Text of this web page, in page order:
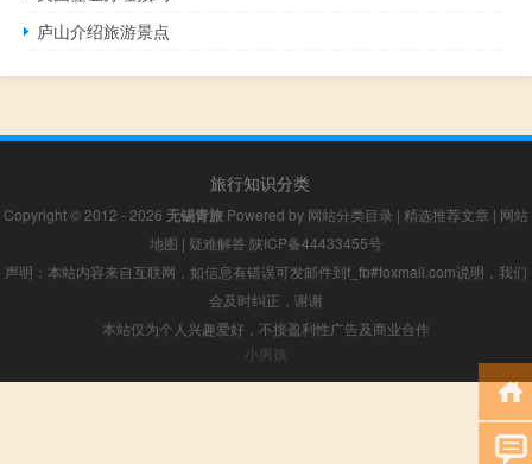
庐山介绍旅游景点
旅行知识分类
Copyright © 2012 - 2026 无锡青旅 Powered by 网站分类目录 | 精选推荐文章 | 网站
地图 | 疑难解答 陕ICP备44433455号
声明：本站内容来自互联网，如信息有错误可发邮件到f_fb#foxmail.com说明，我们
会及时纠正，谢谢
本站仅为个人兴趣爱好，不接盈利性广告及商业合作
小男孩